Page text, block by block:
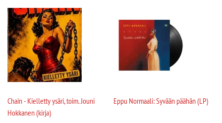
Chain - Kielletty ysäri, toim. Jouni
Hokkanen (kirja)
Eppu Normaali: Syvään päähän (LP)